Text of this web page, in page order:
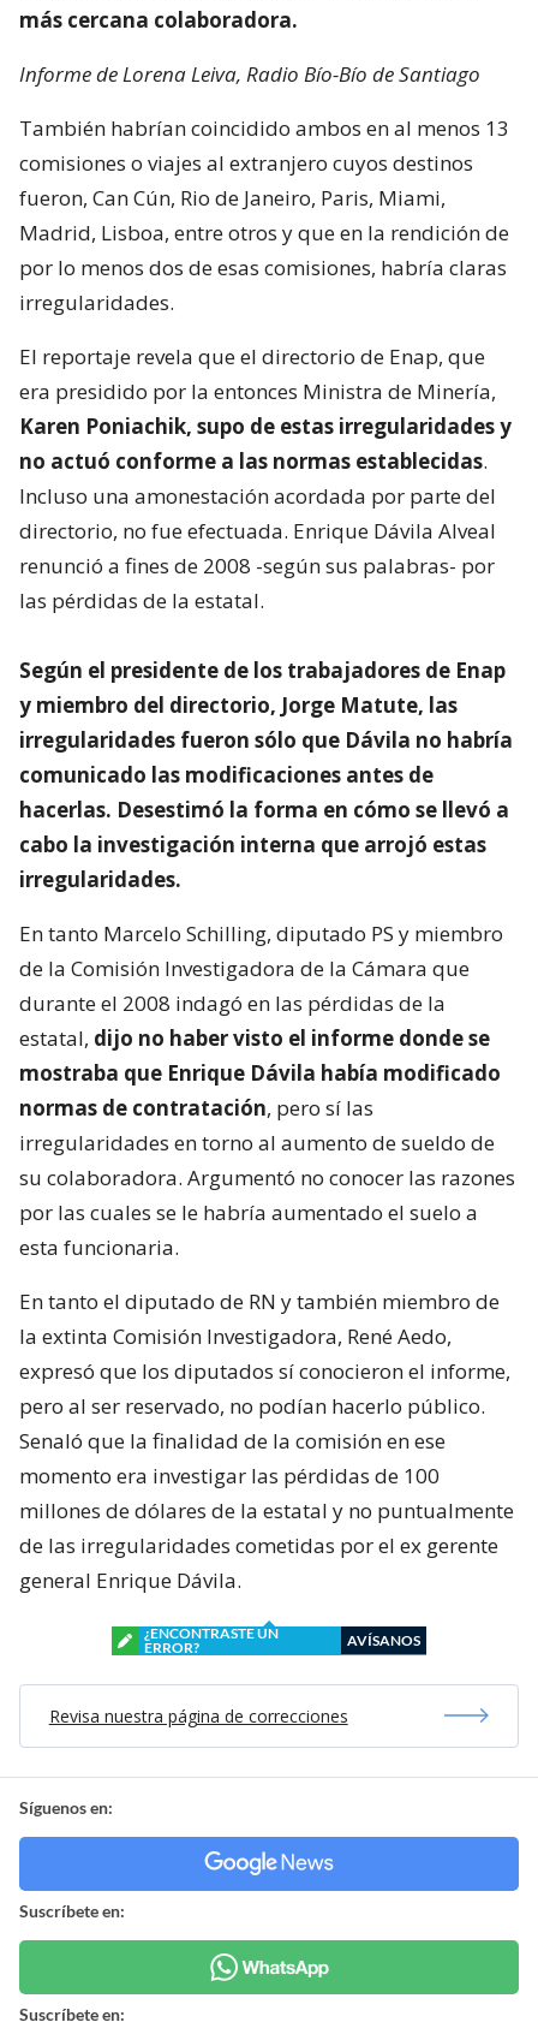
más cercana colaboradora.
Informe de Lorena Leiva, Radio Bío-Bío de Santiago
También habrían coincidido ambos en al menos 13
comisiones o viajes al extranjero cuyos destinos
fueron, Can Cún, Rio de Janeiro, Paris, Miami,
Madrid, Lisboa, entre otros y que en la rendición de
por lo menos dos de esas comisiones, habría claras
irregularidades.
El reportaje revela que el directorio de Enap, que
era presidido por la entonces Ministra de Minería,
Karen Poniachik, supo de estas irregularidades y
no actuó conforme a las normas establecidas.
Incluso una amonestación acordada por parte del
directorio, no fue efectuada. Enrique Dávila Alveal
renunció a fines de 2008 -según sus palabras- por
las pérdidas de la estatal.
Según el presidente de los trabajadores de Enap
y miembro del directorio, Jorge Matute, las
irregularidades fueron sólo que Dávila no habría
comunicado las modificaciones antes de
hacerlas. Desestimó la forma en cómo se llevó a
cabo la investigación interna que arrojó estas
irregularidades.
En tanto Marcelo Schilling, diputado PS y miembro
de la Comisión Investigadora de la Cámara que
durante el 2008 indagó en las pérdidas de la
estatal, dijo no haber visto el informe donde se
mostraba que Enrique Dávila había modificado
normas de contratación, pero sí las
irregularidades en torno al aumento de sueldo de
su colaboradora. Argumentó no conocer las razones
por las cuales se le habría aumentado el suelo a
esta funcionaria.
En tanto el diputado de RN y también miembro de
la extinta Comisión Investigadora, René Aedo,
expresó que los diputados sí conocieron el informe,
pero al ser reservado, no podían hacerlo público.
Senaló que la finalidad de la comisión en ese
momento era investigar las pérdidas de 100
millones de dólares de la estatal y no puntualmente
de las irregularidades cometidas por el ex gerente
general Enrique Dávila.
¿ENCONTRASTE UN
ERROR?
AVÍSANOS
Revisa nuestra página de correcciones
Síguenos en:
Suscríbete en:
Suscríbete en: